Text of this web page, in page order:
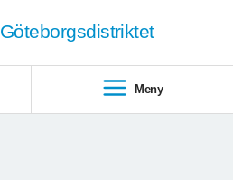
Göteborgsdistriktet
Meny